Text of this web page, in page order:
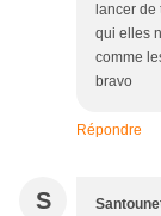
lancer
qui elles
comme
bravo
Répondre
S